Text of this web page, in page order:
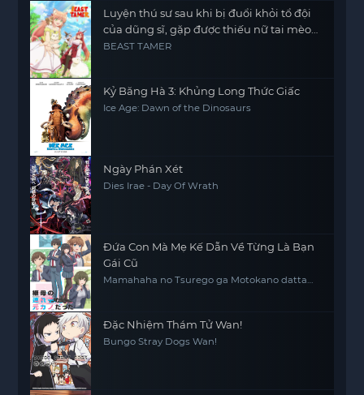
Luyện thú sư sau khi bị đuổi khỏi tổ đội
của dũng sĩ, gặp được thiếu nữ tai mèo
của chủng tộc mạnh nhất
BEAST TAMER
Kỷ Băng Hà 3: Khủng Long Thức Giấc
Ice Age: Dawn of the Dinosaurs
Ngày Phán Xét
Dies Irae - Day Of Wrath
Đứa Con Mà Mẹ Kế Dẫn Về Từng Là Bạn
Gái Cũ
Mamahaha no Tsurego ga Motokano datta
Đặc Nhiệm Thám Tử Wan!
Bungo Stray Dogs Wan!